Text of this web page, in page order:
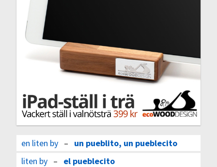
en liten by– un pueblito, un pueblecito
liten by– el pueblecito